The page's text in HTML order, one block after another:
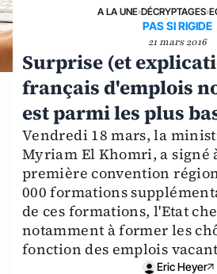
A LA UNE›DÉCRYPTAGES›
PAS SI RIGIDE
21 mars 2016
Surprise (et
français d'emplois
est parmi les plus
Vendredi 18 mars, la
Myriam El Khomri, a signé
première convention
000 formations
de ces formations, l'Etat
notamment à former les
fonction des emplois
Eric Heyer